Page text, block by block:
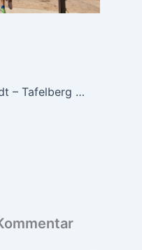
Südafrika – Teil 3: Kapstadt – Tafelberg und Szeneviertel Woodstock